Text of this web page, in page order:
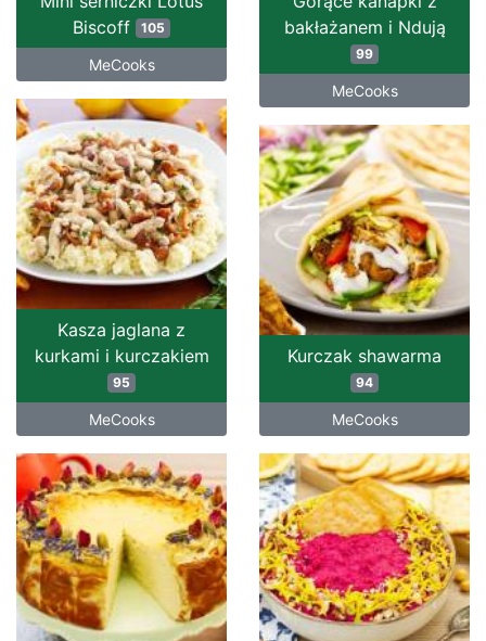
Biscoff 105
MeCooks
bakłażanem i Ndują
99
MeCooks
Kasza jaglana z
kurkami i kurczakiem
95
MeCooks
Kurczak shawarma
94
MeCooks